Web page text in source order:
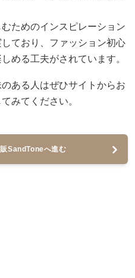
ためのインスピレーション
ており、ファッション初心
める工夫がされています。
ある人はぜひサイトからお
みてください。
SandToneへ進む